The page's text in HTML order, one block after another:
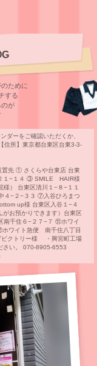
ために
する
のが
ダーをご確認いただくか、
住所】東京都台東区台東3-3-
さくらや台東店 台東
１−１４ ③ SMILE HAIR様
） 台東区清川１−８−１１
４−２−３３ ⑦入谷ひろまつ
up様 台東区入谷１−４
お預かりできます）台東区
千住６−２７−７ ⑪ホワイ
ワイト急便 南千住八丁目
クトリー様 ・興宮町工場
さい。 070-8905-6553